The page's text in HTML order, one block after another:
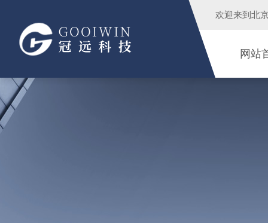
欢迎来到 北
网站